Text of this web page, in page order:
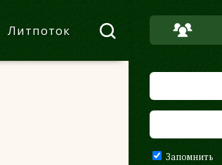
Запомнить
Литпоток